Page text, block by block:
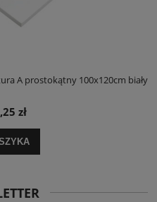
A prostokątny 100x120cm biały
zł